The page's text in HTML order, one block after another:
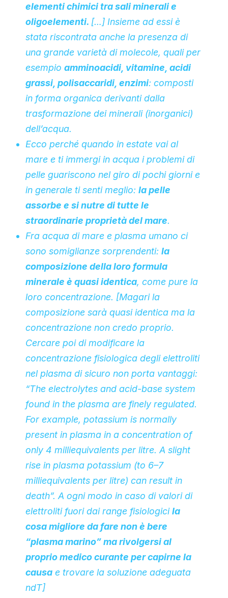
elementi chimici tra sali minerali e
oligoelementi. […] Insieme ad essi è
stata riscontrata anche la presenza di
una grande varietà di molecole, quali per
esempio amminoacidi, vitamine, acidi
grassi, polisaccaridi, enzimi: composti
in forma organica derivanti dalla
trasformazione dei minerali (inorganici)
dell’acqua.
Ecco perché quando in estate vai al
mare e ti immergi in acqua i problemi di
pelle guariscono nel giro di pochi giorni e
in generale ti senti meglio: la pelle
assorbe e si nutre di tutte le
straordinarie proprietà del mare.
Fra acqua di mare e plasma umano ci
sono somiglianze sorprendenti: la
composizione della loro formula
minerale è quasi identica, come pure la
loro concentrazione. [Magari la
composizione sarà quasi identica ma la
concentrazione non credo proprio.
Cercare poi dimodificare la
concentrazione fisiologica degli elettroliti
nel plasma di sicuro non porta vantaggi:
“The electrolytes and acid-base system
found in the plasma are finely regulated.
For example, potassium is normally
present in plasma in a concentration of
only 4 milliequivalents per litre. A slight
rise in plasma potassium (to 6–7
milliequivalents per litre) can result in
death”. A ogni modo in caso di valori di
elettrolitifuori dai range fisiologicila
cosa migliore da fare non è bere
“plasma marino” ma rivolgersi al
proprio medico curante per capirne la
causa e trovare la soluzione adeguata
ndT]